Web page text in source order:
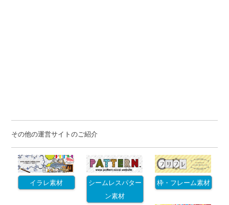
その他の運営サイトのご紹介
イラレ素材
シームレスパター
ン素材
枠・フレーム素材